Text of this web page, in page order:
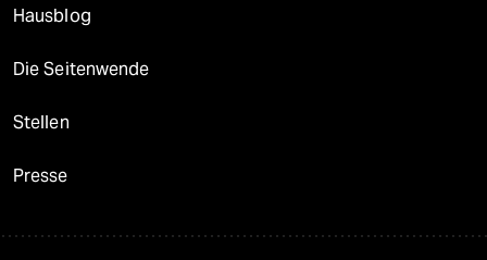
Hausblog
Die Seitenwende
Stellen
Presse